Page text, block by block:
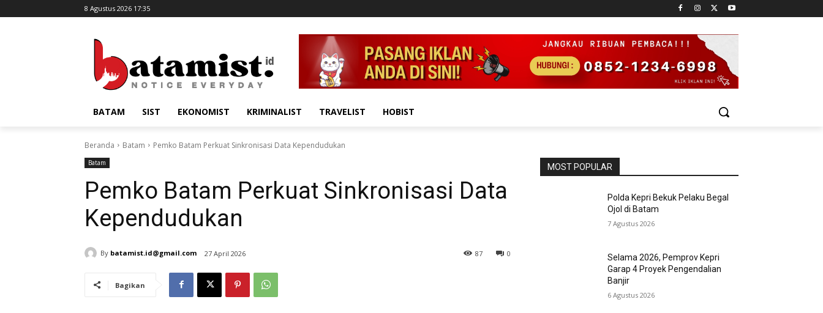
8 Agustus 2026 17:35
BATAM SIST EKONOMIST KRIMINALIST TRAVELIST HOBIST
Beranda Batam Pemko Batam Perkuat Sinkronisasi Data Kependudukan
Batam
Pemko Batam Perkuat Sinkronisasi Data
Kependudukan
By batamist.id@gmail.com 27 April 2026 0
87
Bagikan
MOST POPULAR
Polda Kepri Bekuk Pelaku Begal
Ojol di Batam
7 Agustus 2026
Selama 2026, Pemprov Kepri
Garap 4 Proyek Pengendalian
Banjir
6 Agustus 2026